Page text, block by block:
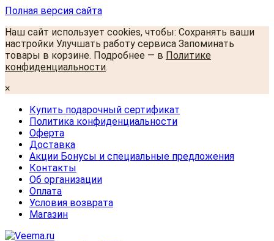
Полная версия сайта
Наш сайт использует cookies, чтобы: Сохранять ваши
настройки Улучшать работу сервиса Запоминать
товары в корзине. Подробнее — в Политике
конфиденциальности.
×
Купить подарочный сертификат
Политика конфиденциальности
Оферта
Доставка
Акции Бонусы и специальные предложения
Контакты
Об организации
Оплата
Условия возврата
Магазин